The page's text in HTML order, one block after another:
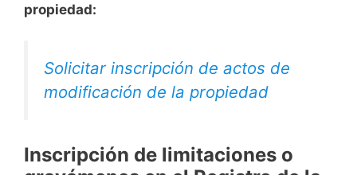
propiedad:
Solicitar inscripción de actos de
modificación de la propiedad
Inscripción de limitaciones o